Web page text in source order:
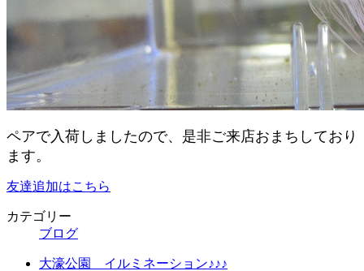
ペアで入荷しましたので、是非ご来店おまちしており
ます。
友達追加はこちら
カテゴリー
ブログ
大濠公園 イルミネーション♪♪♪